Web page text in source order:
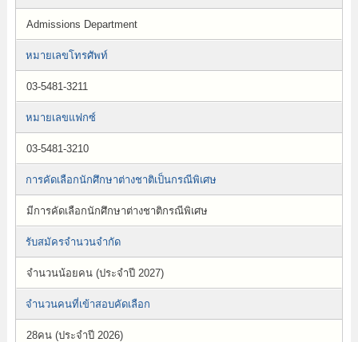
Admissions Department
หมายเลขโทรศัพท์
03-5481-3211
หมายเลขแฟกซ์
03-5481-3210
การคัดเลือกนักศึกษาต่างชาติเป็นกรณีพิเศษ
มีการคัดเลือกนักศึกษาต่างชาติกรณีพิเศษ
รับสมัครจำนวนจำกัด
จำนวนน้อยคน (ประจำปี 2027)
จำนวนคนที่เข้าสอบคัดเลือก
28คน (ประจำปี 2026)